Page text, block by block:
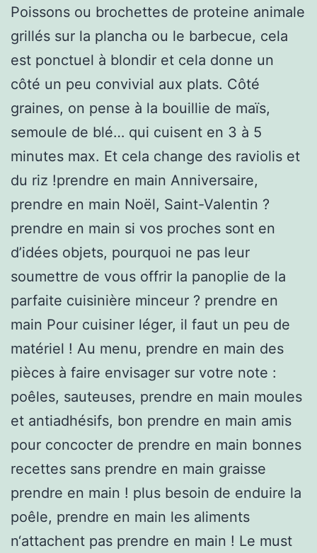
Poissons ou brochettes de proteine animale
grillés sur la plancha ou le barbecue, cela
est ponctuel à blondir et cela donne un
côté un peu convivial aux plats. Côté
graines, on pense à la bouillie de maïs,
semoule de blé… qui cuisent en 3 à 5
minutes max. Et cela change des raviolis et
du riz !prendre en main Anniversaire,
prendre en main Noël, Saint-Valentin ?
prendre en main si vos proches sont en
d’idées objets, pourquoi ne pas leur
soumettre de vous offrir la panoplie de la
parfaite cuisinière minceur ? prendre en
main Pour cuisiner léger, il faut un peu de
matériel ! Au menu, prendre en main des
pièces à faire envisager sur votre note :
poêles, sauteuses, prendre en main moules
et antiadhésifs, bon prendre en main amis
pour concocter de prendre en main bonnes
recettes sans prendre en main graisse
prendre en main ! plus besoin de enduire la
poêle, prendre en main les aliments
n‘attachent pas prendre en main ! Le must